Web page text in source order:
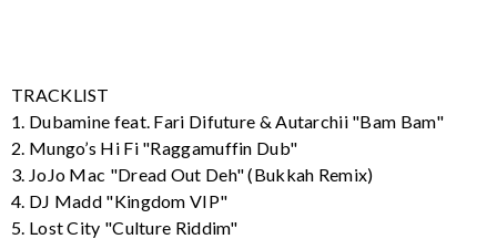
TRACKLIST
1. Dubamine feat. Fari Difuture & Autarchii "Bam Bam"
2. Mungo’s Hi Fi "Raggamuffin Dub"
3. JoJo Mac "Dread Out Deh" (Bukkah Remix)
4. DJ Madd "Kingdom VIP"
5. Lost City "Culture Riddim"